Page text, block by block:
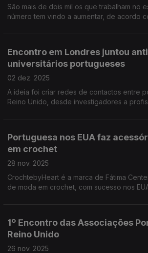
São mais de dois mil os que trabalham no
número tem vindo a aumentar, de acordo
Encontro em Londres juntou
universitários portugueses
02 dez. 2025
A ideia foi criar redes de contactos entre
Reino Unido, desde investigadores a
Portuguesa nos EUA faz
em crochet
28 nov. 2025
CrochtebyHeart é a marca de Fátima
de moda em crochet, com sucesso nos
1º Encontro das Associações
Reino Unido
26 nov. 2025